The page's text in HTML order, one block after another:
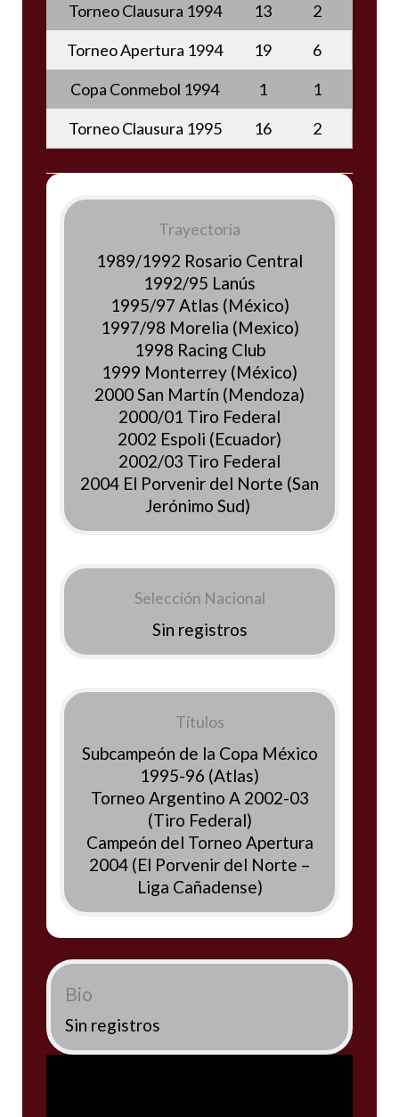
Torneo Clausura 1994
13
2
Torneo Apertura 1994
19
6
Copa Conmebol 1994
1
1
Torneo Clausura 1995
16 2
Trayectoria
1989/1992 Rosario Central
1992/95 Lanús
1995/97 Atlas (México)
1997/98 Morelia (Mexico)
1998 Racing Club
1999 Monterrey (México)
2000 San Martín (Mendoza)
2000/01 Tiro Federal
2002 Espoli (Ecuador)
2002/03 Tiro Federal
2004 El Porvenir del Norte (San
Jerónimo Sud)
Selección Nacional
Sin registros
Títulos
Subcampeón de la Copa México
1995-96 (Atlas)
Torneo Argentino A 2002-03
(Tiro Federal)
Campeón del Torneo Apertura
2004 (El Porvenir del Norte –
Liga Cañadense)
Bio
Sin registros